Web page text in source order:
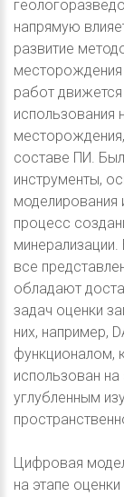
напрямую
развитие
месторождения
работ
использования
составе ПИ.
инструменты,
моделирования
процесс
все
обладают
задач оценки
них, например,
функционалом,
использован
углубленным
Цифровая
на этапе